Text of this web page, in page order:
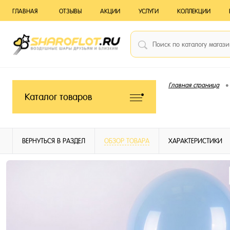
ГЛАВНАЯ ОТЗЫВЫ АКЦИИ УСЛУГИ КОЛЛЕКЦИИ
Каталог товаров
Главная страница •
ВЕРНУТЬСЯ В РАЗДЕЛ ОБЗОР ТОВАРА ХАРАКТЕРИСТИКИ